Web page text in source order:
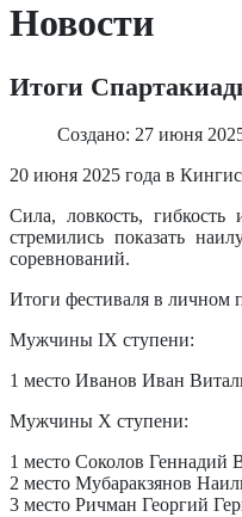
Новости
Итоги
Создано: 27 июня
20 июня 2025 года в
Сила, ловкость,
стремились показать
соревнований.
Итоги фестиваля в личном
Мужчины IX ступени:
1 место Иванов Иван
Мужчины X ступени:
1 место Соколов
2 место Мубаракзянов
3 место Ричман Георгий